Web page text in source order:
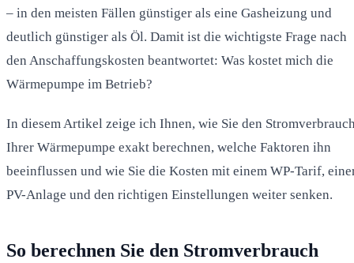
– in den meisten Fällen günstiger als eine Gasheizung und
deutlich günstiger als Öl. Damit ist die wichtigste Frage nach
den Anschaffungskosten beantwortet: Was kostet mich die
Wärmepumpe im Betrieb?
In diesem Artikel zeige ich Ihnen, wie Sie den
Ihrer Wärmepumpe exakt berechnen, welche Faktoren ihn
beeinflussen und wie Sie die Kosten mit einem WP-Tarif,
PV-Anlage und den richtigen Einstellungen weiter senken.
So berechnen Sie den Stromverbrauch